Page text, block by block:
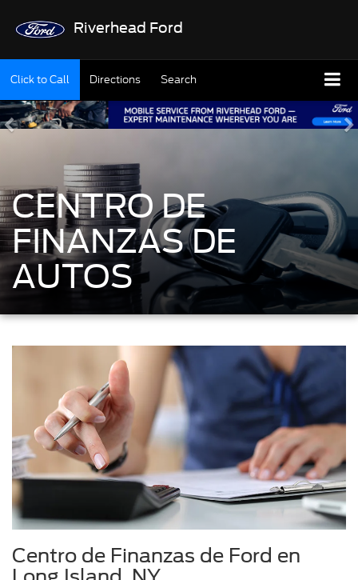
Riverhead Ford
Click to Call Directions Search
CENTRO DE
FINANZAS DE
AUTOS
Centro de Finanzas de Ford en